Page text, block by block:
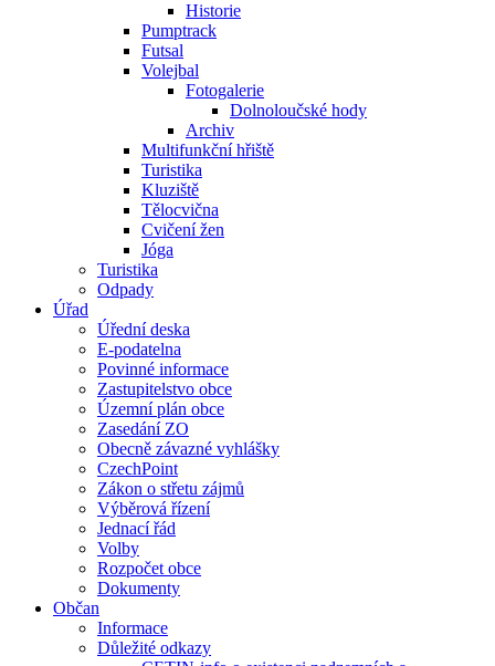
Historie
Pumptrack
Futsal
Volejbal
Fotogalerie
Dolnoloučské hody
Archiv
Multifunkční hřiště
Turistika
Kluziště
Tělocvična
Cvičení žen
Jóga
Turistika
Odpady
Úřad
Úřední deska
E-podatelna
Povinné informace
Zastupitelstvo obce
Územní plán obce
Zasedání ZO
Obecně závazné vyhlášky
CzechPoint
Zákon o střetu zájmů
Výběrová řízení
Jednací řád
Volby
Rozpočet obce
Dokumenty
Občan
Informace
Důležité odkazy